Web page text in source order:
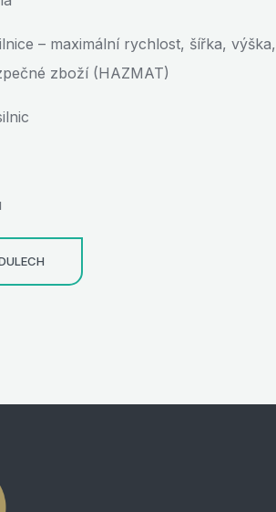
– maximální rychlost, šířka, výška,
zboží (HAZMAT)